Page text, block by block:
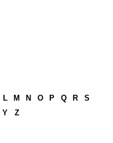
L M N O P Q R
S
Y Z